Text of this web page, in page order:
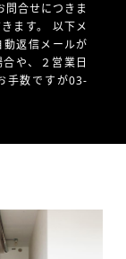
合せにつきま
ます。 以下メ
返信メールが
や、
２営業日
手数ですが03-